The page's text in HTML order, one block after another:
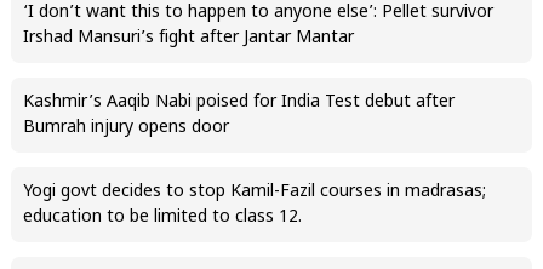
‘I don’t want this to happen to anyone else’: Pellet survivor
Irshad Mansuri’s fight after Jantar Mantar
Kashmir’s Aaqib Nabi poised for India Test debut after
Bumrah injury opens door
Yogi govt decides to stop Kamil-Fazil courses in madrasas;
education to be limited to class 12.